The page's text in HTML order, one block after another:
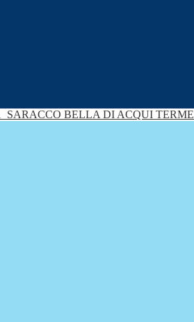
SARACCO BELLA DI ACQUI TERME